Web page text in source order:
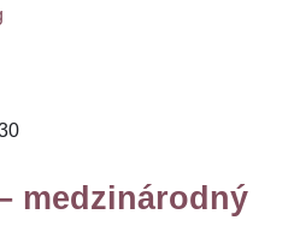
medzinárodný